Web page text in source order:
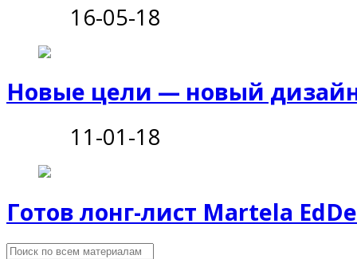
16-05-18
Новые цели — новый
11-01-18
Готов лонг-лист Martela